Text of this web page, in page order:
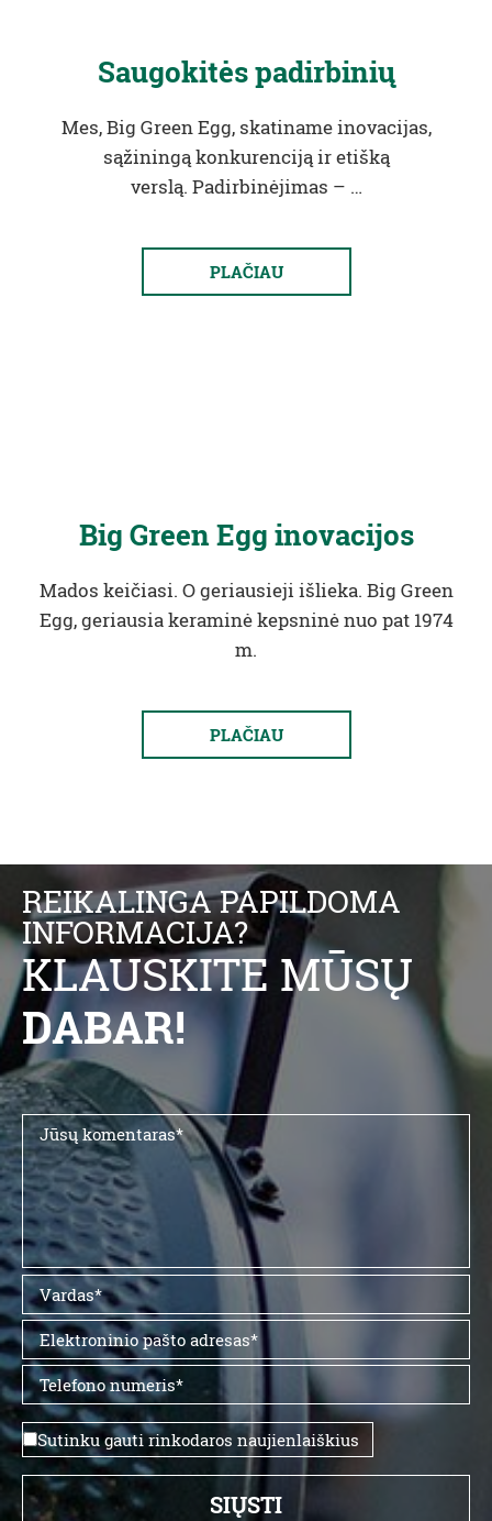
Saugokitės padirbinių
Mes, Big Green Egg, skatiname inovacijas,
sąžiningą konkurenciją ir etišką
verslą. Padirbinėjimas – …
PLAČIAU
Big Green Egg inovacijos
Mados keičiasi. O geriausieji išlieka. Big Green
Egg, geriausia keraminė kepsninė nuo pat 1974
m.
PLAČIAU
REIKALINGA PAPILDOMA
INFORMACIJA?
KLAUSKITE MŪSŲ
DABAR!
Sutinku gauti rinkodaros naujienlaiškius